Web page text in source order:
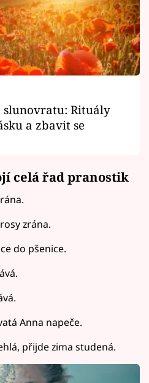
Rituály
a zbavit se
celá řad pranostik
zrána.
do pšenice.
Anna napeče.
přijde zima studená.